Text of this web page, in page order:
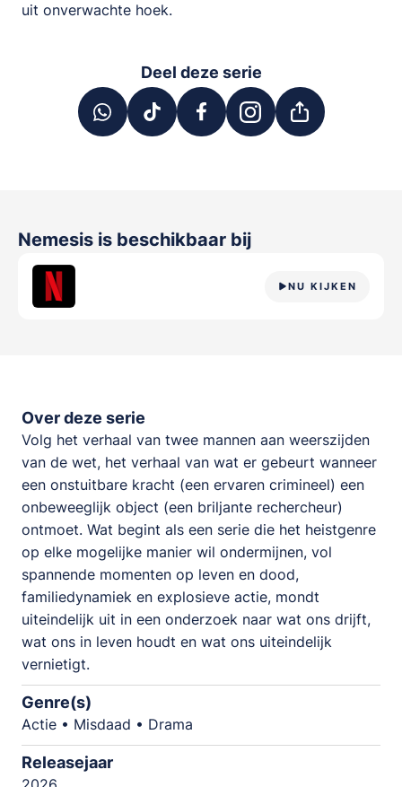
uit onverwachte hoek.
Deel deze serie
Nemesis is beschikbaar bij
NU KIJKEN
Over deze serie
Volg het verhaal van twee mannen aan weerszijden
van de wet, het verhaal van wat er gebeurt wanneer
een onstuitbare kracht (een ervaren crimineel) een
onbeweeglijk object (een briljante rechercheur)
ontmoet. Wat begint als een serie die het heistgenre
op elke mogelijke manier wil ondermijnen, vol
spannende momenten op leven en dood,
familiedynamiek en explosieve actie, mondt
uiteindelijk uit in een onderzoek naar wat ons drijft,
wat ons in leven houdt en wat ons uiteindelijk
vernietigt.
Genre(s)
Actie • Misdaad • Drama
Releasejaar